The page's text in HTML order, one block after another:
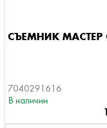
СЪЕМНИК МАСТЕР
7040291616
В наличии